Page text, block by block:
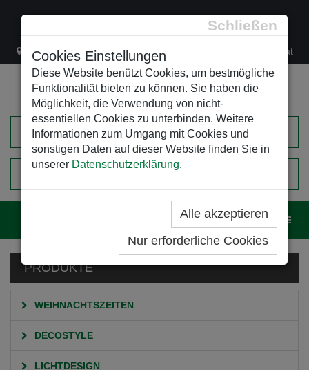
Schließen
Cookies Einstellungen
Diese Website benützt Cookies, um bestmögliche
Funktionalität bieten zu können. Sie haben die
Möglichkeit, die Verwendung von nicht-
essentiellen Cookies zu unterbinden. Weitere
Informationen zum Umgang mit Cookies und
sonstigen Daten auf dieser Website finden Sie in
unserer Datenschutzerklärung.
Alle akzeptieren
Nur erforderliche Cookies
Lacknergasse 78 +43/1/470 37 00 office@leso.at
EINKAUFSWAGEN
PRODUKTE
WEIHNACHTSZEITEN
DECOSTYLE
LICHTDESIGN